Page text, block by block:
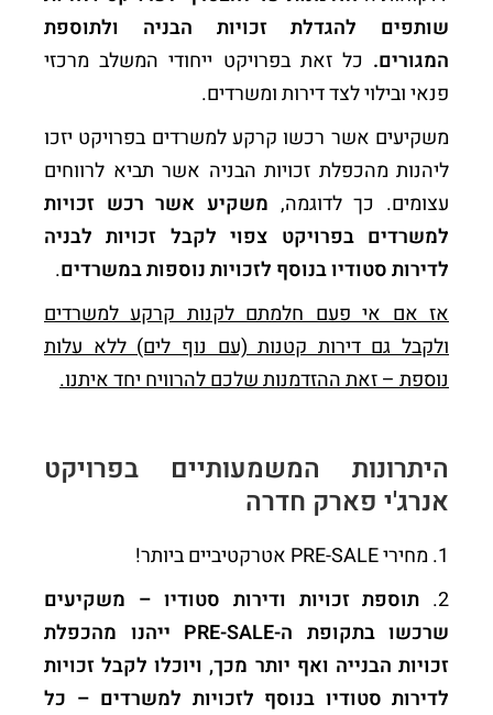
שותפים להגדלת זכויות הבניה ולתוספת
המגורים. כל זאת בפרויקט ייחודי המשלב מרכזי
פנאי ובילוי לצד דירות ומשרדים.
משקיעים אשר רכשו קרקע למשרדים בפרויקט יזכו
ליהנות מהכפלת זכויות הבניה אשר תביא לרווחים
עצומים. כך לדוגמה, משקיע אשר רכש זכויות
למשרדים בפרויקט צפוי לקבל זכויות לבניה
לדירות סטודיו בנוסף לזכויות נוספות במשרדים.
אז אם אי פעם חלמתם לקנות קרקע למשרדים
ולקבל גם דירות קטנות (עם נוף לים) ללא עלות
נוספת – זאת ההזדמנות שלכם להרוויח יחד איתנו.
היתרונות המשמעותיים בפרויקט
אנרג'י פארק חדרה
1. מחירי PRE-SALE אטרקטיביים ביותר!
2.
תוספת זכויות ודירות סטודיו – משקיעים
שרכשו בתקופת ה-PRE-SALE ייהנו מהכפלת
זכויות הבנייה ואף יותר מכך, ויוכלו לקבל זכויות
לדירות סטודיו בנוסף לזכויות למשרדים – כל